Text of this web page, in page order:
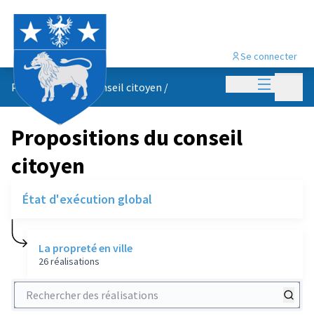
Menu
Se connecter
Propositions du conseil citoyen /
Propositions du conseil
citoyen
État d'exécution global
La propreté en ville
26 réalisations
Rechercher des réalisations